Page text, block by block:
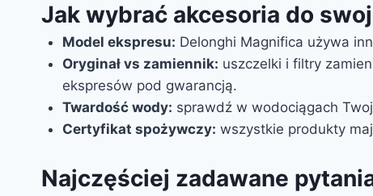
Jak wybrać akcesoria do
Model ekspresu: Delonghi Magnifica używa
Oryginał vs zamiennik: uszczelki i filtry
ekspresów pod gwarancją.
Twardość wody: sprawdź w wodociągach
Certyfikat spożywczy: wszystkie produkty
Najczęściej zadawane